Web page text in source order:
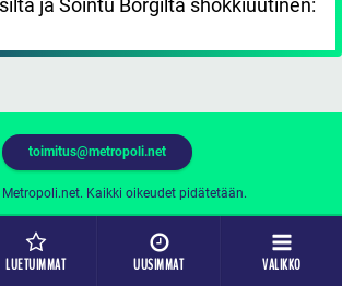
LUETUIMMAT UUSIMMAT VALIKKO
ja Sointu Borgilta shokkiuutinen:
Kaikki oikeudet pidätetään.
toimitus@metropoli.net